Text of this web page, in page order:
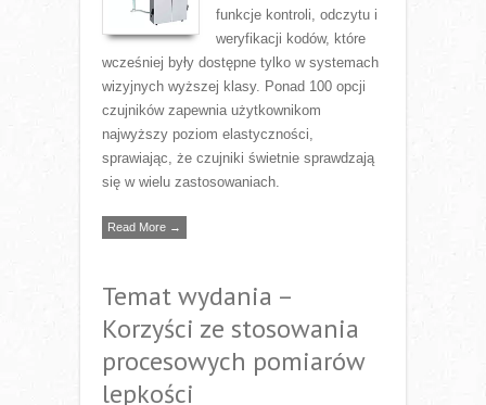
funkcje kontroli, odczytu i
weryfikacji kodów, które
wcześniej były dostępne tylko w systemach
wizyjnych wyższej klasy. Ponad 100 opcji
czujników zapewnia użytkownikom
najwyższy poziom elastyczności,
sprawiając, że czujniki świetnie sprawdzają
się w wielu zastosowaniach.
Read More →
Temat wydania –
Korzyści ze stosowania
procesowych pomiarów
lepkości